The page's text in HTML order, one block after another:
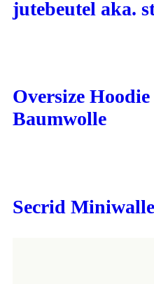
jutebeutel aka.
Oversize
Baumwolle
Secrid